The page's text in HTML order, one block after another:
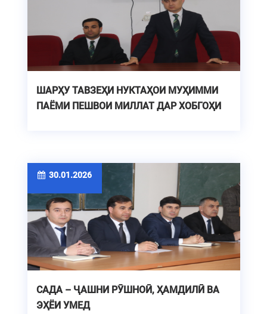
ШАРҲУ ТАВЗЕҲИ НУКТАҲОИ МУҲИММИ
ПАЁМИ ПЕШВОИ МИЛЛАТ ДАР ХОБГОҲИ
30.01.2026
САДА – ҶАШНИ РӮШНОӢ, ҲАМДИЛӢ ВА
ЭҲЁИ УМЕД